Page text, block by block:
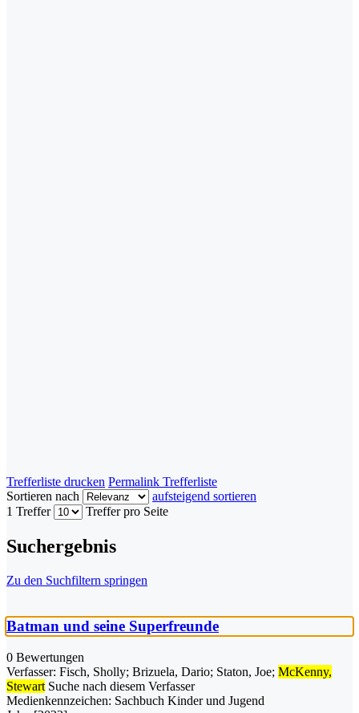
Trefferliste drucken Permalink Trefferliste
Sortieren nach
aufsteigend sortieren
1 Treffer
Treffer pro Seite
Suchergebnis
Zu den Suchfiltern springen
Batman und seine Superfreunde
0 Bewertungen
Verfasser: Fisch, Sholly; Brizuela, Dario; Staton, Joe; McKenny,
Stewart Suche nach diesem Verfasser
Medienkennzeichen: Sachbuch Kinder und Jugend